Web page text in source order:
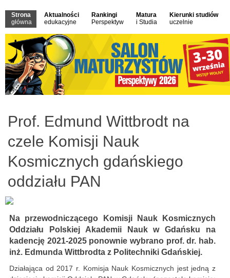
Strona
główna
Aktualności
edukacyjne
Rankingi
Perspektyw
Matura
i Studia
Kierunki studiów
uczelnie
Prof. Edmund Wittbrodt na
czele Komisji Nauk
Kosmicznych gdańskiego
oddziału PAN
Na przewodniczącego Komisji Nauk Kosmicznych
Oddziału Polskiej Akademii Nauk w Gdańsku na
kadencję 2021-2025 ponownie wybrano prof. dr. hab.
inż. Edmunda Wittbrodta z Politechniki Gdańskiej.
Działająca od 2017 r. Komisja Nauk Kosmicznych jest jedną z